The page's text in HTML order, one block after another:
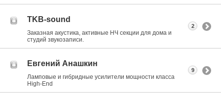
TKB-sound
Заказная акустика, активные НЧ секции для дома и
студий звукозаписи.
2
Евгений Анашкин
Ламповые и гибридные усилители мощности класса
High-End
9